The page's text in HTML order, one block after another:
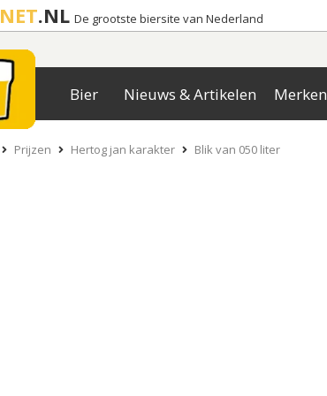
NET.NL De grootste biersite van Nederland
Bier Nieuws & Artikelen Merken
Prijzen Hertog jan karakter Blik van 050 liter